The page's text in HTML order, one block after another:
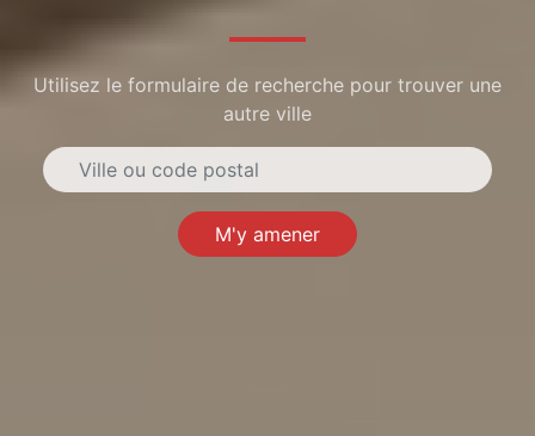
Utilisez le formulaire de recherche pour trouver une
autre ville
M'y amener